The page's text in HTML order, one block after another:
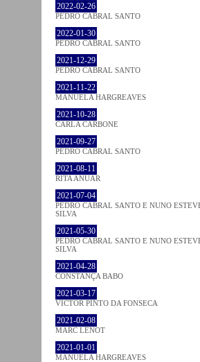
2022-02-26
PEDRO CABRAL SANTO
2022-01-30
PEDRO CABRAL SANTO
2021-12-29
PEDRO CABRAL SANTO
2021-11-22
MANUELA HARGREAVES
2021-10-28
CARLA CARBONE
2021-09-27
PEDRO CABRAL SANTO
2021-08-11
RITA ANUAR
2021-07-04
PEDRO CABRAL SANTO E NUNO
SILVA
2021-05-30
PEDRO CABRAL SANTO E NUNO
SILVA
2021-04-28
CONSTANÇA BABO
2021-03-17
VICTOR PINTO DA FONSECA
2021-02-08
MARC LENOT
2021-01-01
MANUELA HARGREAVES